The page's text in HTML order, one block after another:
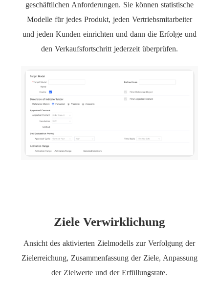
geschäftlichen Anforderungen. Sie können statistische
Modelle für jedes Produkt, jeden Vertriebsmitarbeiter
und jeden Kunden einrichten und dann die Erfolge und
den Verkaufsfortschritt jederzeit überprüfen.
Ziele Verwirklichung
Ansicht des aktivierten Zielmodells zur Verfolgung der
Zielerreichung, Zusammenfassung der Ziele, Anpassung
der Zielwerte und der Erfüllungsrate.